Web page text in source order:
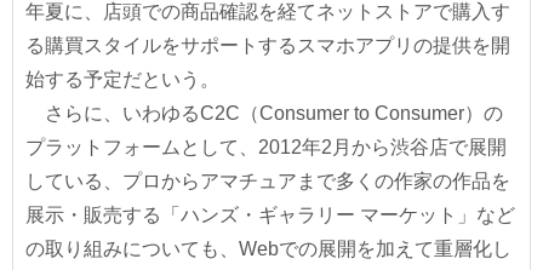
年夏に、店頭での商品確認を経てネットストアで購入す
る購買スタイルをサポートするスマホアプリの提供を開
始する予定だという。
さらに、いわゆるC2C（Consumer to Consumer）の
プラットフォームとして、2012年2月から渋谷店で展開
している、プロからアマチュアまで多くの作家の作品を
展示・販売する「ハンズ・ギャラリー マーケット」など
の取り組みについても、Webでの展開を加えて重層化し